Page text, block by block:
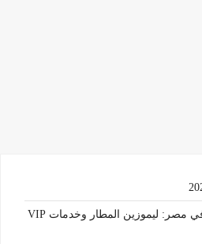
ايجار مرسيدس V_Class في مصر: ليموزين المطار وخدمات VIP